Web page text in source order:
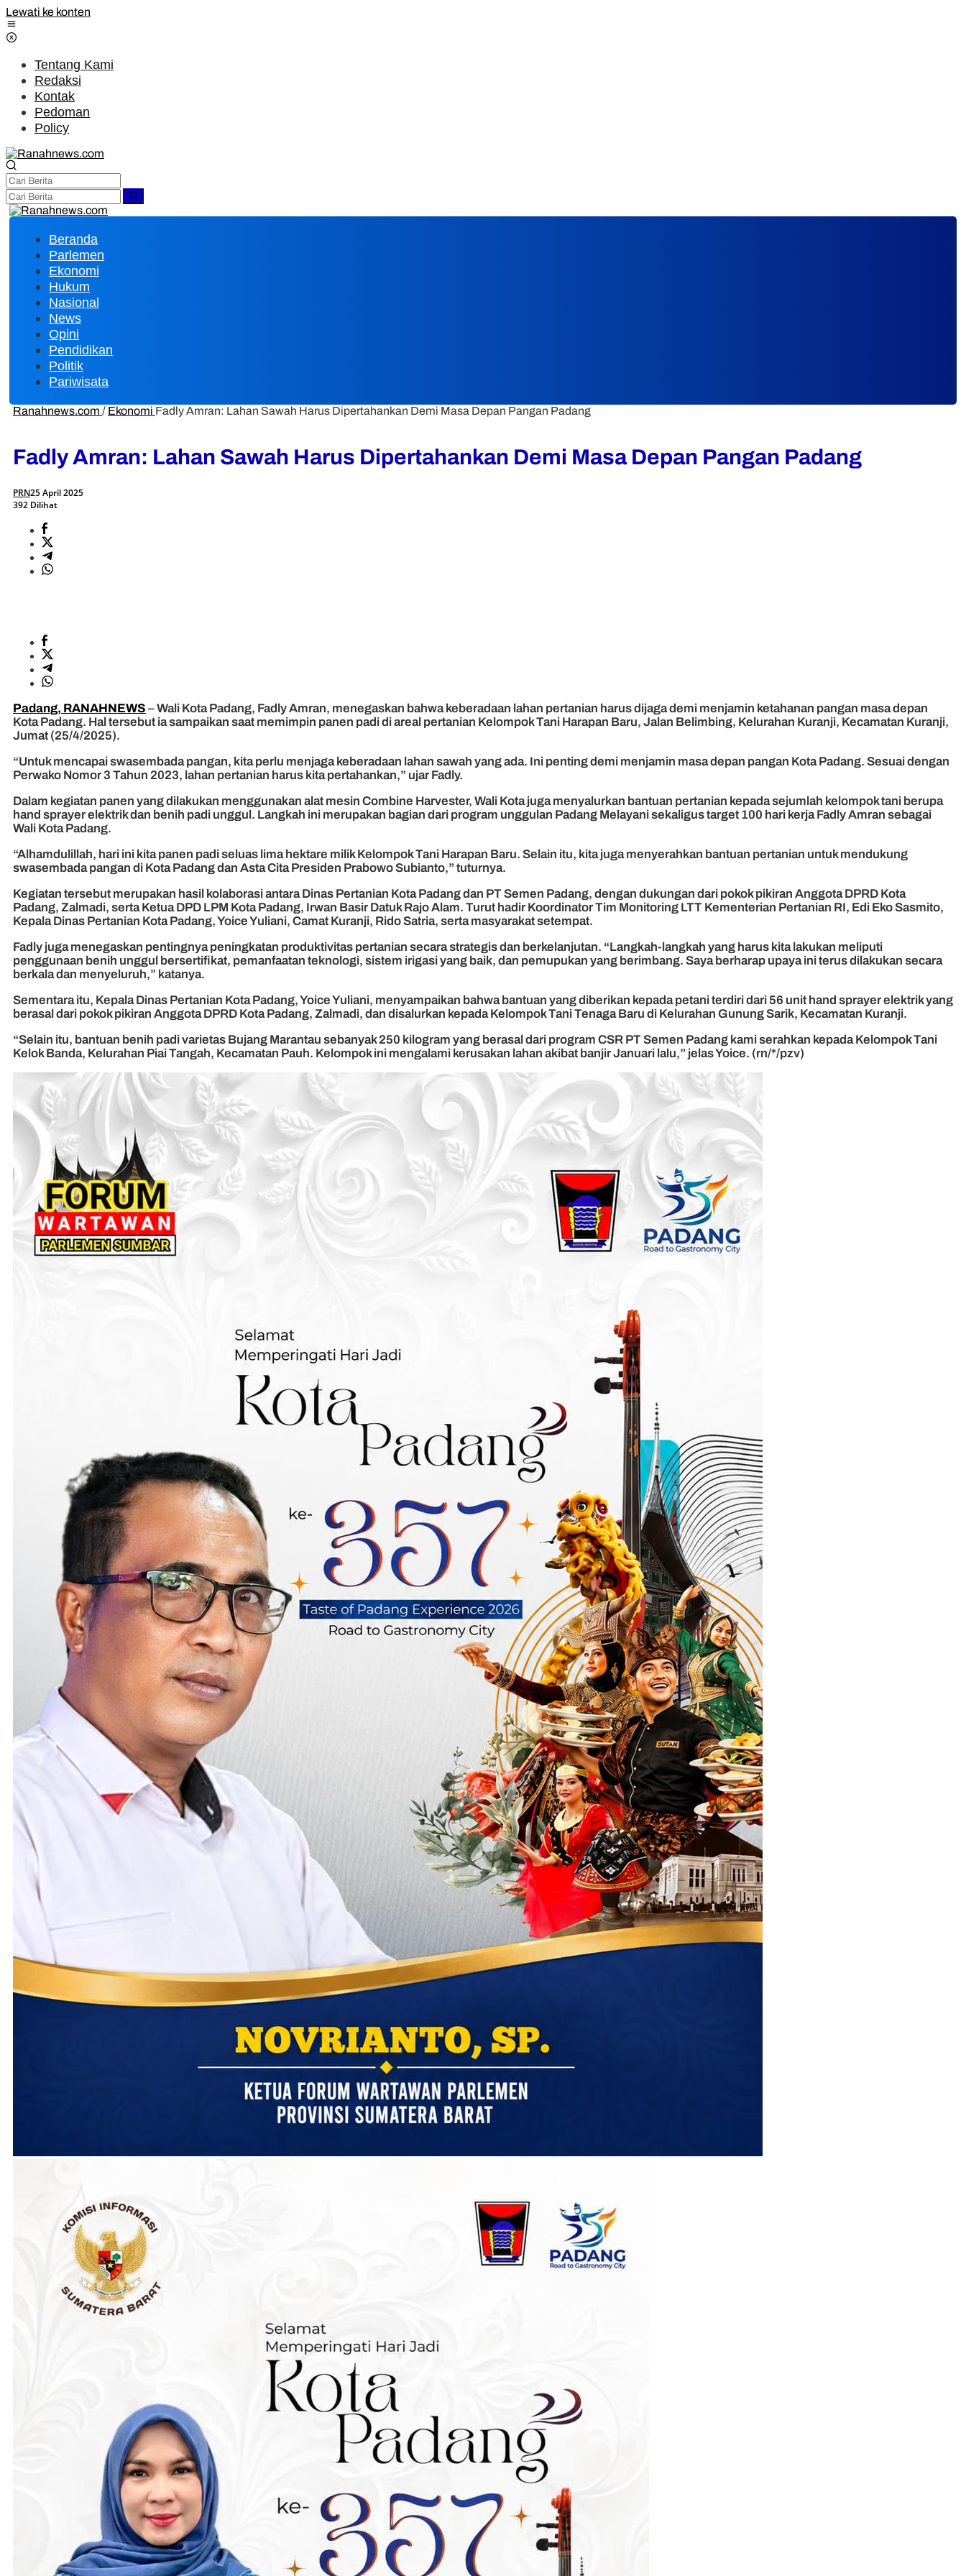
Lewati ke konten
Tentang Kami
Redaksi
Kontak
Pedoman
Policy
Beranda
Parlemen
Ekonomi
Hukum
Nasional
News
Opini
Pendidikan
Politik
Pariwisata
Ranahnews.com / Ekonomi Fadly Amran: Lahan Sawah Harus Dipertahankan Demi Masa Depan Pangan Padang
Fadly Amran: Lahan Sawah Harus Dipertahankan Demi Masa Depan Pangan Padang
PRN25 April 2025
392 Dilihat
Padang, RANAHNEWS – Wali Kota Padang, Fadly Amran, menegaskan bahwa keberadaan lahan pertanian harus dijaga demi menjamin ketahanan pangan masa depan
Kota Padang. Hal tersebut ia sampaikan saat memimpin panen padi di areal pertanian Kelompok Tani Harapan Baru, Jalan Belimbing, Kelurahan Kuranji, Kecamatan Kuranji,
Jumat (25/4/2025).
“Untuk mencapai swasembada pangan, kita perlu menjaga keberadaan lahan sawah yang ada. Ini penting demi menjamin masa depan pangan Kota Padang. Sesuai dengan
Perwako Nomor 3 Tahun 2023, lahan pertanian harus kita pertahankan,” ujar Fadly.
Dalam kegiatan panen yang dilakukan menggunakan alat mesin Combine Harvester, Wali Kota juga menyalurkan bantuan pertanian kepada sejumlah kelompok tani berupa
hand sprayer elektrik dan benih padi unggul. Langkah ini merupakan bagian dari program unggulan Padang Melayani sekaligus target 100 hari kerja Fadly Amran sebagai
Wali Kota Padang.
“Alhamdulillah, hari ini kita panen padi seluas lima hektare milik Kelompok Tani Harapan Baru. Selain itu, kita juga menyerahkan bantuan pertanian untuk mendukung
swasembada pangan di Kota Padang dan Asta Cita Presiden Prabowo Subianto,” tuturnya.
Kegiatan tersebut merupakan hasil kolaborasi antara Dinas Pertanian Kota Padang dan PT Semen Padang, dengan dukungan dari pokok pikiran Anggota DPRD Kota
Padang, Zalmadi, serta Ketua DPD LPM Kota Padang, Irwan Basir Datuk Rajo Alam. Turut hadir Koordinator Tim Monitoring LTT Kementerian Pertanian RI, Edi Eko Sasmito,
Kepala Dinas Pertanian Kota Padang, Yoice Yuliani, Camat Kuranji, Rido Satria, serta masyarakat setempat.
Fadly juga menegaskan pentingnya peningkatan produktivitas pertanian secara strategis dan berkelanjutan. “Langkah-langkah yang harus kita lakukan meliputi
penggunaan benih unggul bersertifikat, pemanfaatan teknologi, sistem irigasi yang baik, dan pemupukan yang berimbang. Saya berharap upaya ini terus dilakukan secara
berkala dan menyeluruh,” katanya.
Sementara itu, Kepala Dinas Pertanian Kota Padang, Yoice Yuliani, menyampaikan bahwa bantuan yang diberikan kepada petani terdiri dari 56 unit hand sprayer elektrik yang
berasal dari pokok pikiran Anggota DPRD Kota Padang, Zalmadi, dan disalurkan kepada Kelompok Tani Tenaga Baru di Kelurahan Gunung Sarik, Kecamatan Kuranji.
“Selain itu, bantuan benih padi varietas Bujang Marantau sebanyak 250 kilogram yang berasal dari program CSR PT Semen Padang kami serahkan kepada Kelompok Tani
Kelok Banda, Kelurahan Piai Tangah, Kecamatan Pauh. Kelompok ini mengalami kerusakan lahan akibat banjir Januari lalu,” jelas Yoice. (rn/*/pzv)